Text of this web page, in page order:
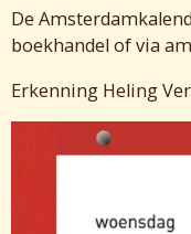
De
boekhandel of via
Erkenning Heling